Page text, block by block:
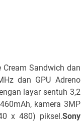
Sandwich dan
dan GPU Adreno
layar sentuh 3,2
kamera 3MP
x 480) piksel.Sony